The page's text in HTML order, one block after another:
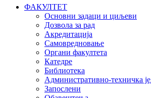
ФАКУЛТЕТ
Основни задаци и циљеви
Дозвола за рад
Акредитација
Самовредновање
Органи факултета
Катедре
Библиотека
Административно-техничка
Запослени